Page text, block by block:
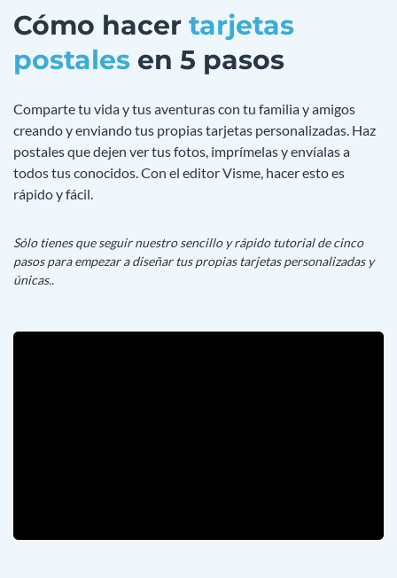
Cómo hacer tarjetas
postales en 5 pasos
Comparte tu vida y tus aventuras con tu familia y amigos
creando y enviando tus propias tarjetas personalizadas. Haz
postales que dejen ver tus fotos, imprímelas y envíalas a
todos tus conocidos. Con el editor Visme, hacer esto es
rápido y fácil.
Sólo tienes que seguir nuestro sencillo y rápido tutorial de cinco
pasos para empezar a diseñar tus propias tarjetas personalizadas y
únicas..